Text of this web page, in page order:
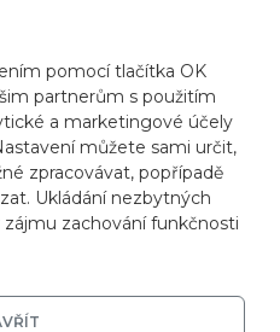
pomocí tlačítka OK
partnerům s použitím
a marketingové účely
můžete sami určit,
zpracovávat, popřípadě
Ukládání nezbytných
zachování funkčnosti